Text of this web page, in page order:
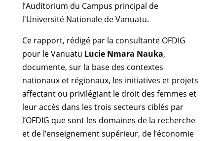
l’Auditorium du Campus principal de
l'Université Nationale de Vanuatu.
Ce rapport, rédigé par la consultante OFDIG
pour le Vanuatu Lucie Nmara Nauka,
documente, sur la base des contextes
nationaux et régionaux, les initiatives et projets
affectant ou privilégiant le droit des femmes et
leur accès dans les trois secteurs ciblés par
l’OFDIG que sont les domaines de la recherche
et de l’enseignement supérieur, de l’économie